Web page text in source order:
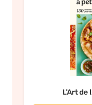
L'Art de